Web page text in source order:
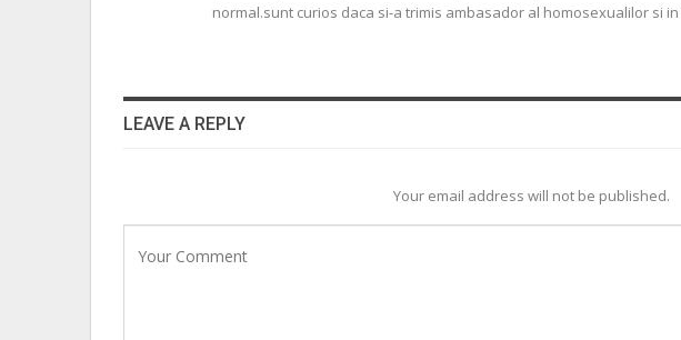
normal.sunt curios daca si-a trimis ambasador al homosexualilor si
LEAVE A REPLY
Your email address will not be published.